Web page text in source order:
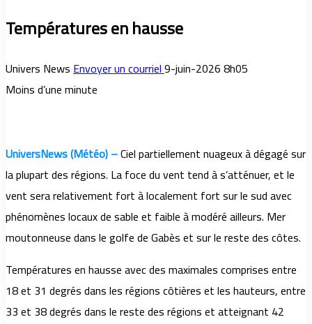
Températures en hausse
Univers NewsEnvoyer un courriel9-juin-2026 8h05
Moins d’une minute
UniversNews (Météo) –Ciel partiellement nuageux à dégagé sur
la plupart des régions. La foce du vent tend à s’atténuer, et le
vent sera relativement fort à localement fort sur le sud avec
phénomènes locaux de sable et faible à modéré ailleurs. Mer
moutonneuse dans le golfe de Gabès et sur le reste des côtes.
Températures en hausse avec des maximales comprises entre
18 et 31 degrés dans les régions côtières et les hauteurs, entre
33 et 38 degrés dans le reste des régions et atteignant 42